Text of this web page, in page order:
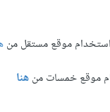
موقع مستقل من
موقع خمسات منهنا